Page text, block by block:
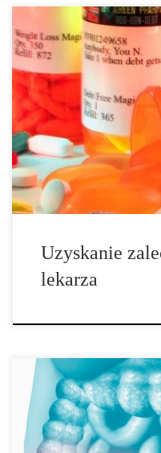
Potencjalni pacjenci powinni
lekarzami na temat
jest gotowych wypisać
doznają ulgi w związku z
mogą potrzebować trochę
które wskazują skuteczność
choroby. Natomiast inni
niezależnie od tego co im
Uzyskanie
lekarza
Naukowcy ze szpitala w
pacjentów z chorobą
stronę marihuany – i odnosi